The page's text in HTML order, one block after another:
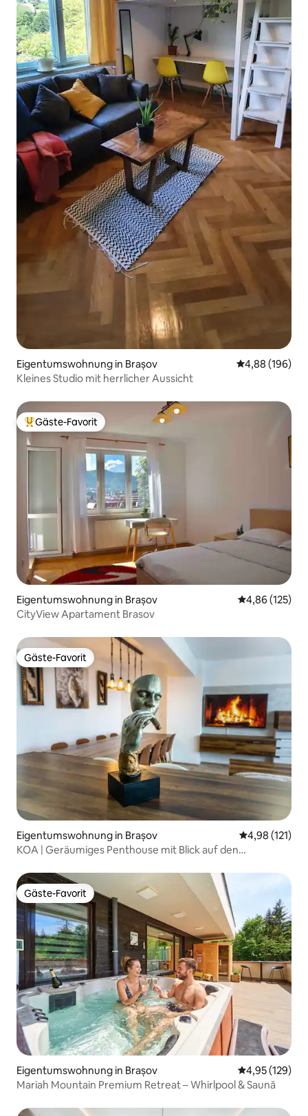
Eigentumswohnung in Brașov
4,88 (196)
Kleines Studio mit herrlicher Aussicht
Beliebter Gäste-Favorit.
Gäste-Favorit
Eigentumswohnung in Brașov
4,86 (125)
CityView Apartament Brasov
Gäste-Favorit
Gäste-Favorit
Eigentumswohnung in Brașov
4,98 (121)
KOA | Geräumiges Penthouse mit Blick auf den
Gäste-Favorit
Gäste-Favorit
Eigentumswohnung in Brașov
4,95 (129)
Mariah Mountain Premium Retreat – Whirlpool & Saună